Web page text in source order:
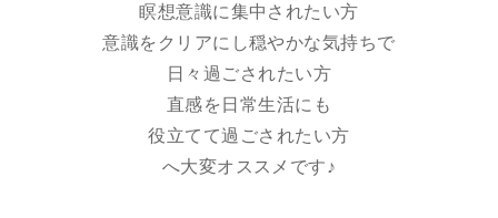
瞑想意識に集中されたい方
意識をクリアにし穏やかな気持ちで
日々過ごされたい方
直感を日常生活にも
役立てて過ごされたい方
へ大変オススメです♪